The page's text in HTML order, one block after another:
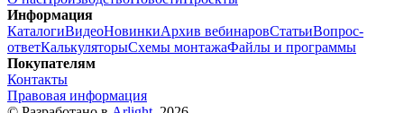
Информация
КаталогиВидеоНовинкиАрхив вебинаровСтатьиВопрос-
ответКалькуляторыСхемы монтажаФайлы и программы
Покупателям
Контакты
Правовая информация